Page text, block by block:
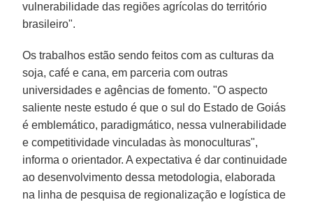
vulnerabilidade das regiões agrícolas do território
brasileiro".
Os trabalhos estão sendo feitos com as culturas da
soja, café e cana, em parceria com outras
universidades e agências de fomento. "O aspecto
saliente neste estudo é que o sul do Estado de Goiás
é emblemático, paradigmático, nessa vulnerabilidade
e competitividade vinculadas às monoculturas",
informa o orientador. A expectativa é dar continuidade
ao desenvolvimento dessa metodologia, elaborada
na linha de pesquisa de regionalização e logística de